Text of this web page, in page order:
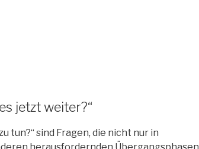
jetzt weiter?“
tun?“ sind Fragen, die nicht nur in
herausfordernden Übergangsphasen